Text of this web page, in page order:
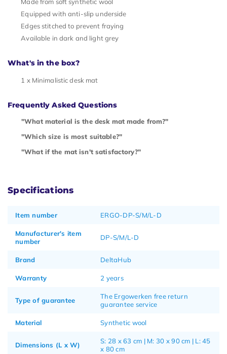
Equipped with anti-slip underside
Edges stitched to prevent fraying
Available in dark and light grey
What's in the box?
1 x Minimalistic desk mat
Frequently Asked Questions
"What material is the desk mat made from?"
"Which size is most suitable?"
"What if the mat isn't satisfactory?"
Specifications
Item number ERGO-DP-S/M/L-D
Manufacturer's item
number
DP-S/M/L-D
Brand DeltaHub
Warranty 2 years
Type of guarantee
The Ergowerken free return
guarantee service
Material Synthetic wool
Dimensions (L x W)
S: 28 x 63 cm | M: 30 x 90 cm | L: 45
x 80 cm